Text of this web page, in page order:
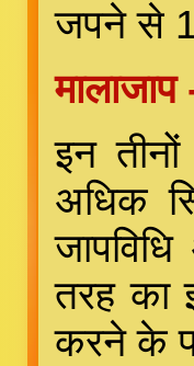
जपने से
मालाजाप
इन
अधिक
तरह का
करने के